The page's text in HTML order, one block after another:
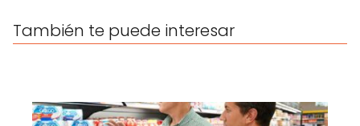
También te puede interesar